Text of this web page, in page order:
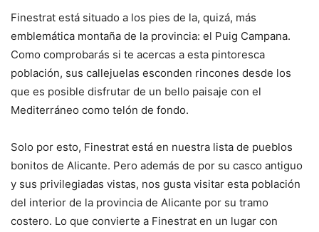
Finestrat está situado a los pies de la, quizá, más
emblemática montaña de la provincia: el Puig Campana.
Como comprobarás si te acercas a esta pintoresca
población, sus callejuelas esconden rincones desde los
que es posible disfrutar de un bello paisaje con el
Mediterráneo como telón de fondo.
Solo por esto, Finestrat está en nuestra lista de pueblos
bonitos de Alicante. Pero además de por su casco antiguo
y sus privilegiadas vistas, nos gusta visitar esta población
del interior de la provincia de Alicante por su tramo
costero. Lo que convierte a Finestrat en un lugar con